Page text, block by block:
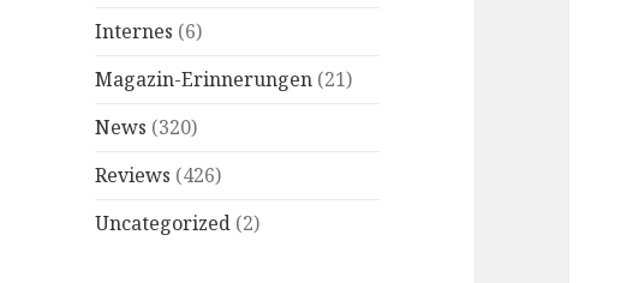
Internes (6)
Magazin-Erinnerungen (21)
News (320)
Reviews (426)
Uncategorized (2)